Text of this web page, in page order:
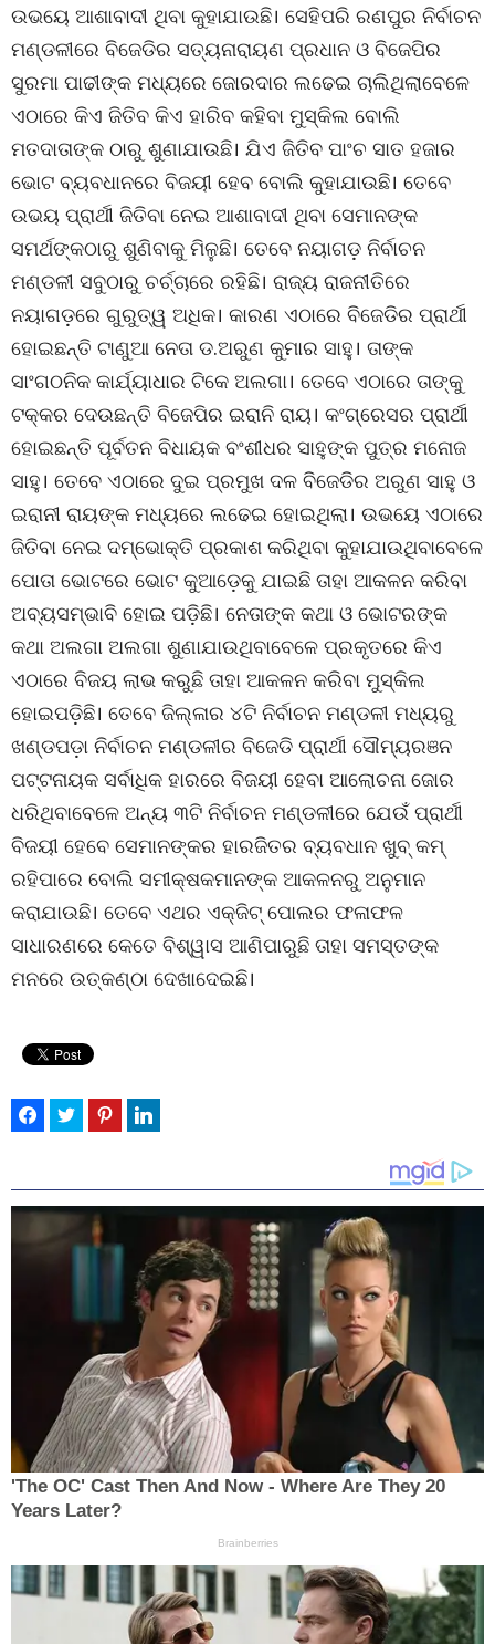
ଉଭୟେ ଆଶାବାଦୀ ଥିବା କୁହାଯାଉଛି। ସେହିପରି ରଣପୁର ନିର୍ବାଚନ
ମଣ୍ଡଳୀରେ ବିଜେଡିର ସତ୍ୟନାରାୟଣ ପ୍ରଧାନ ଓ ବିଜେପିର
ସୁରମା ପାଢୀଙ୍କ ମଧ୍ୟରେ ଜୋରଦାର ଲଢେଇ ଚାଲିଥିଲାବେଳେ
ଏଠାରେ କିଏ ଜିତିବ କିଏ ହାରିବ କହିବା ମୁସ୍କିଲ ବୋଲି
ମତଦାତାଙ୍କ ଠାରୁ ଶୁଣାଯାଉଛି। ଯିଏ ଜିତିବ ପାଂଚ ସାତ ହଜାର
ଭୋଟ ବ୍ୟବଧାନରେ ବିଜୟୀ ହେବ ବୋଲି କୁହାଯାଉଛି। ତେବେ
ଉଭୟ ପ୍ରାର୍ଥୀ ଜିତିବା ନେଇ ଆଶାବାଦୀ ଥିବା ସେମାନଙ୍କ
ସମର୍ଥଙ୍କଠାରୁ ଶୁଣିବାକୁ ମିଳୁଛି। ତେବେ ନୟାଗଡ଼ ନିର୍ବାଚନ
ମଣ୍ଡଳୀ ସବୁଠାରୁ ଚର୍ଚ୍ଚାରେ ରହିଛି। ରାଜ୍ୟ ରାଜନୀତିରେ
ନୟାଗଡ଼ରେ ଗୁରୁତ୍ୱ ଅଧିକ। କାରଣ ଏଠାରେ ବିଜେଡିର ପ୍ରାର୍ଥୀ
ହୋଇଛନ୍ତି ଟାଣୁଆ ନେତା ଡ.ଅରୁଣ କୁମାର ସାହୁ। ତାଙ୍କ
ସାଂଗଠନିକ କାର୍ଯ୍ୟାଧାର ଟିକେ ଅଲଗା। ତେବେ ଏଠାରେ ତାଙ୍କୁ
ଟକ୍କର ଦେଉଛନ୍ତି ବିଜେପିର ଇରାନି ରାୟ। କଂଗ୍ରେସର ପ୍ରାର୍ଥୀ
ହୋଇଛନ୍ତି ପୂର୍ବତନ ବିଧାୟକ ବଂଶୀଧର ସାହୁଙ୍କ ପୁତ୍ର ମନୋଜ
ସାହୁ। ତେବେ ଏଠାରେ ଦୁଇ ପ୍ରମୁଖ ଦଳ ବିଜେଡିର ଅରୁଣ ସାହୁ ଓ
ଇରାନୀ ରାୟଙ୍କ ମଧ୍ୟରେ ଲଢେଇ ହୋଇଥିଲା। ଉଭୟେ ଏଠାରେ
ଜିତିବା ନେଇ ଦମ୍ଭୋକ୍ତି ପ୍ରକାଶ କରିଥିବା କୁହାଯାଉଥିବାବେଳେ
ପୋତା ଭୋଟରେ ଭୋଟ କୁଆଡ଼େକୁ ଯାଇଛି ତାହା ଆକଳନ କରିବା
ଅବ୍ୟସମ୍ଭାବି ହୋଇ ପଡ଼ିଛି। ନେତାଙ୍କ କଥା ଓ ଭୋଟରଙ୍କ
କଥା ଅଲଗା ଅଲଗା ଶୁଣାଯାଉଥିବାବେଳେ ପ୍ରକୃତରେ କିଏ
ଏଠାରେ ବିଜୟ ଲାଭ କରୁଛି ତାହା ଆକଳନ କରିବା ମୁସ୍କିଲ
ହୋଇପଡ଼ିଛି। ତେବେ ଜିଲ୍ଳାର ୪ଟି ନିର୍ବାଚନ ମଣ୍ଡଳୀ ମଧ୍ୟରୁ
ଖଣ୍ଡପଡ଼ା ନିର୍ବାଚନ ମଣ୍ଡଳୀର ବିଜେଡି ପ୍ରାର୍ଥୀ ସୌମ୍ୟରଞନ
ପଟ୍ଟନାୟକ ସର୍ବାଧିକ ହାରରେ ବିଜୟୀ ହେବା ଆଲୋଚନା ଜୋର
ଧରିଥିବାବେଳେ ଅନ୍ୟ ୩ଟି ନିର୍ବାଚନ ମଣ୍ଡଳୀରେ ଯେଉଁ ପ୍ରାର୍ଥୀ
ବିଜୟୀ ହେବେ ସେମାନଙ୍କର ହାରଜିତର ବ୍ୟବଧାନ ଖୁବ୍ କମ୍
ରହିପାରେ ବୋଲି ସମୀକ୍ଷକମାନଙ୍କ ଆକଳନରୁ ଅନୁମାନ
କରାଯାଉଛି। ତେବେ ଏଥର ଏକ୍ଜିଟ୍ ପୋଲର ଫଳାଫଳ
ସାଧାରଣରେ କେତେ ବିଶ୍ୱାସ ଆଣିପାରୁଛି ତାହା ସମସ୍ତଙ୍କ
ମନରେ ଉତ୍କଣ୍ଠା ଦେଖାଦେଇଛି।